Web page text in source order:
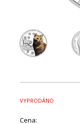
VYPRODÁNO
Cena: